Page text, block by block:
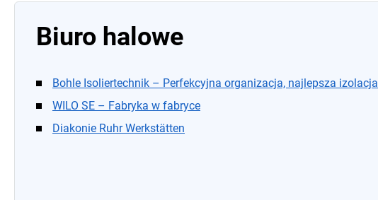
Biuro halowe
Bohle Isoliertechnik – Perfekcyjna organizacja, najlepsza izolacja
WILO SE – Fabryka w fabryce
Diakonie Ruhr Werkstätten